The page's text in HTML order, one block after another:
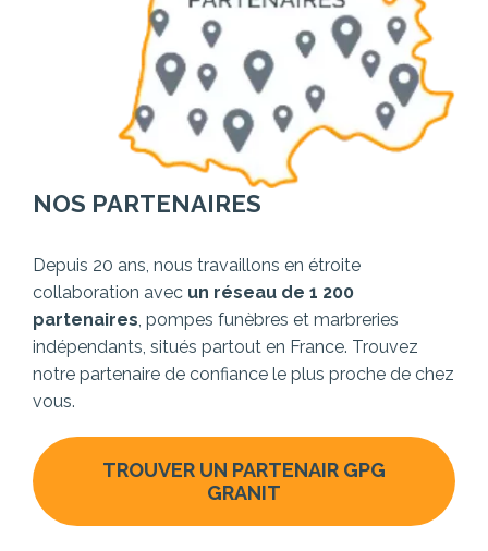
NOS PARTENAIRES
Depuis 20 ans, nous travaillons en étroite
collaboration avec un réseau de 1 200
partenaires, pompes funèbres et marbreries
indépendants, situés partout en France. Trouvez
notre partenaire de confiance le plus proche de chez
vous.
TROUVER UN PARTENAIR GPG
GRANIT